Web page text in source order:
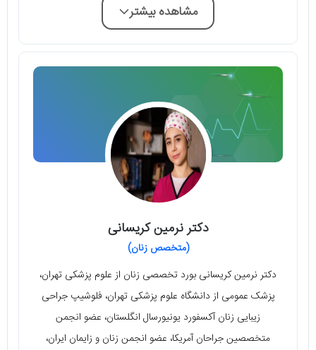
مشاهده بیشتر
دکتر نرمین کریسانی
(متخصص زنان)
دکتر نرمین کریسانی بورد تخصصی زنان از علوم پزشکی تهران،
پزشک عمومی از دانشگاه علوم پزشکی تهران، فلوشیپ جراحی
زیبایی زنان آکسفورد یونیورسال انگلستان، عضو انجمن
متخصصین جراحان آمریکا، عضو انجمن زنان و زایمان ایران،